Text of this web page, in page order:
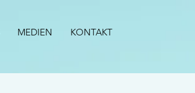
MEDIEN KONTAKT